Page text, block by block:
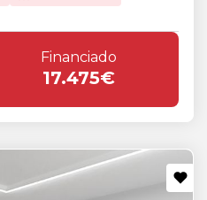
Financiado
17.475€